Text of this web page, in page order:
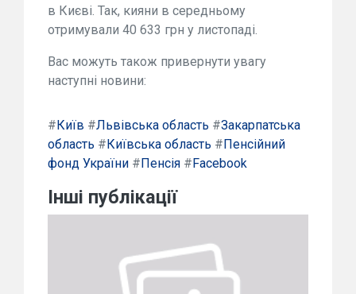
в Києві. Так, кияни в середньому
отримували 40 633 грн у листопаді.
Вас можуть також привернути увагу
наступні новини:
#Київ #Львівська область #Закарпатська
область #Київська область #Пенсійний
фонд України #Пенсія #Facebook
Інші публікації